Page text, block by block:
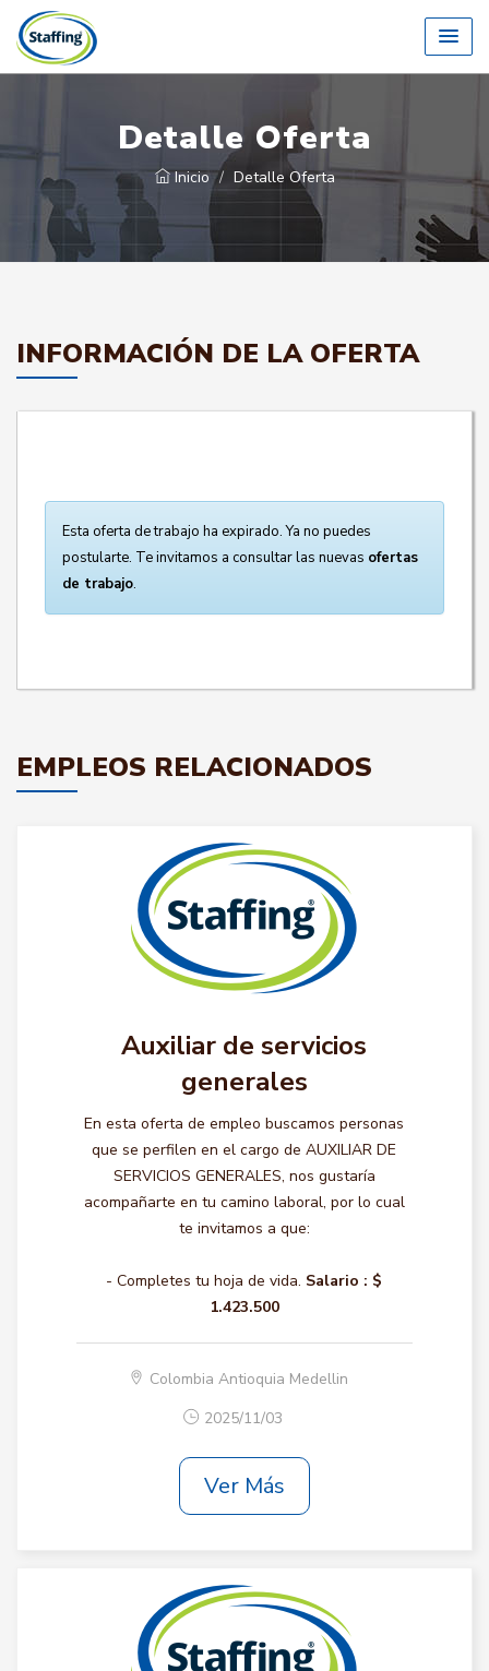
Detalle Oferta
Inicio Detalle Oferta
INFORMACIÓN DE LA OFERTA
Esta oferta de trabajo ha expirado. Ya no puedes
postularte. Te invitamos a consultar las nuevas ofertas
de trabajo.
EMPLEOS RELACIONADOS
Auxiliar de servicios
generales
En esta oferta de empleo buscamos personas
que se perfilen en el cargo de AUXILIAR DE
SERVICIOS GENERALES, nos gustaría
acompañarte en tu camino laboral, por lo cual
te invitamos a que:
- Completes tu hoja de vida. Salario : $
1.423.500
Colombia Antioquia Medellin
2025/11/03
Ver Más